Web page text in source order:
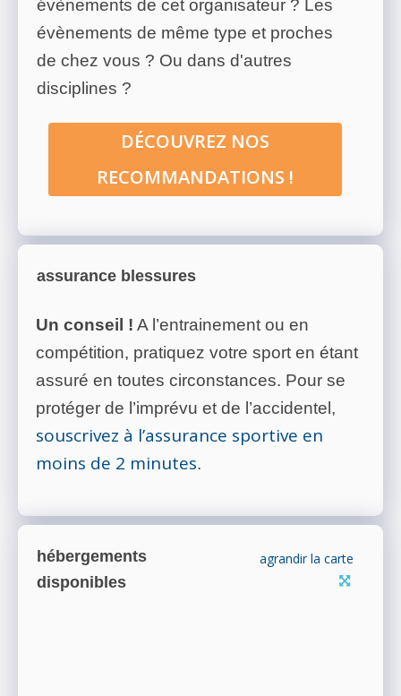
évènements de cet organisateur ? Les
évènements de même type et proches
de chez vous ? Ou dans d'autres
disciplines ?
DÉCOUVREZ NOS
RECOMMANDATIONS !
assurance blessures
Un conseil ! A l’entrainement ou en
compétition, pratiquez votre sport en étant
assuré en toutes circonstances. Pour se
protéger de l’imprévu et de l’accidentel,
souscrivez à l’assurance sportive en
moins de 2 minutes.
hébergements
disponibles
agrandir la carte